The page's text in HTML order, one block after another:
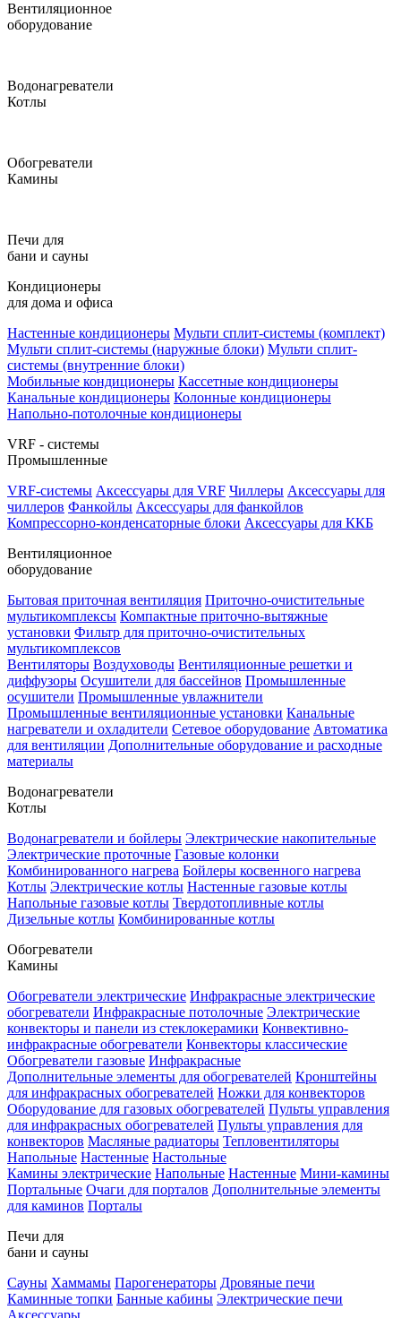
Вентиляционное
оборудование
Водонагреватели
Котлы
Обогреватели
Камины
Печи для
бани и сауны
Кондиционеры
для дома и офиса
Настенные кондиционеры Мульти сплит-системы (комплект)
Мульти сплит-системы (наружные блоки) Мульти сплит-
системы (внутренние блоки)
Мобильные кондиционеры Кассетные кондиционеры
Канальные кондиционеры Колонные кондиционеры
Напольно-потолочные кондиционеры
VRF - системы
Промышленные
VRF-системы Аксессуары для VRF Чиллеры Аксессуары для
чиллеров Фанкойлы Аксессуары для фанкойлов
Компрессорно-конденсаторные блоки Аксессуары для ККБ
Вентиляционное
оборудование
Бытовая приточная вентиляция Приточно-очистительные
мультикомплексы Компактные приточно-вытяжные
установки Фильтр для приточно-очистительных
мультикомплексов
Вентиляторы Воздуховоды Вентиляционные решетки и
диффузоры Осушители для бассейнов Промышленные
осушители Промышленные увлажнители
Промышленные вентиляционные установки Канальные
нагреватели и охладители Сетевое оборудование Автоматика
для вентиляции Дополнительные оборудование и расходные
материалы
Водонагреватели
Котлы
Водонагреватели и бойлеры Электрические накопительные
Электрические проточные Газовые колонки
Комбинированного нагрева Бойлеры косвенного нагрева
Котлы Электрические котлы Настенные газовые котлы
Напольные газовые котлы Твердотопливные котлы
Дизельные котлы Комбинированные котлы
Обогреватели
Камины
Обогреватели электрические Инфракрасные электрические
обогреватели Инфракрасные потолочные Электрические
конвекторы и панели из стеклокерамики Конвективно-
инфракрасные обогреватели Конвекторы классические
Обогреватели газовые Инфракрасные
Дополнительные элементы для обогревателей Кронштейны
для инфракрасных обогревателей Ножки для конвекторов
Оборудование для газовых обогревателей Пульты управления
для инфракрасных обогревателей Пульты управления для
конвекторов Масляные радиаторы Тепловентиляторы
Напольные Настенные Настольные
Камины электрические Напольные Настенные Мини-камины
Портальные Очаги для порталов Дополнительные элементы
для каминов Порталы
Печи для
бани и сауны
Сауны Хаммамы Парогенераторы Дровяные печи
Каминные топки Банные кабины Электрические печи
Аксессуары